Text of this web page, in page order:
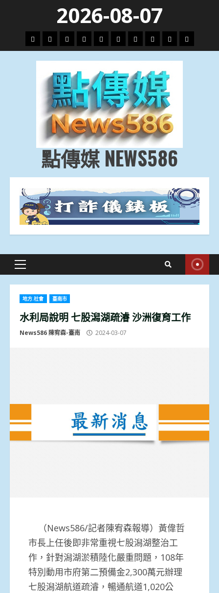
content
2026-08-07
頭
條
財
經
地
方.
會
文
教.
技
專
題
娛
樂
劇
政
治
國
際
運
動
生
活
點傳媒 NEWS586
Primary
地方.社會 臺南市
水利局說明 七股潟湖疏濬 沙洲復育工作
News586 陳宥森-臺南 2024-03-07
（News586/記者陳宥森報導）黃偉哲
市長上任後即非常重視七股潟湖整治工
作，針對潟湖淤積陸化嚴重問題，108年
特別動用市府第二預備金2,300萬元辦理
七股潟湖航道疏濬，暢通航道1,020公